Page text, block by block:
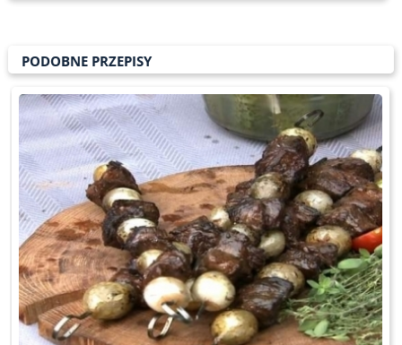
PODOBNE PRZEPISY